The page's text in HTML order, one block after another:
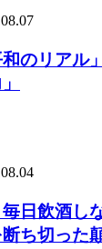
和のリア
日飲酒し
ち切った